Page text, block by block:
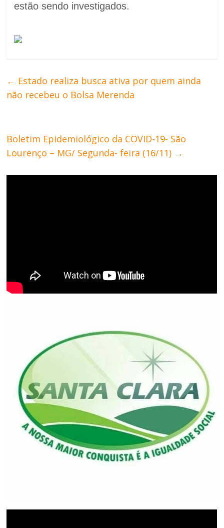
estão sendo investigados.
← Estado realiza busca ativa por quem ainda
não recebeu o Bolsa Merenda
Boletim Epidemiológico da COVID-19- São
Lourenço – MG/ Segunda- feira (16/11) →